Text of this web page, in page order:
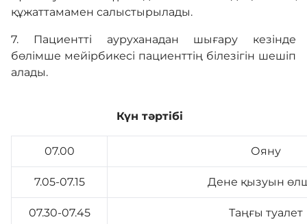
құжаттамамен салыстырылады.
7. Пациентті ауруханадан шығару кезінде
бөлімше мейірбикесі пациенттің білезігін шешіп
алады.
Күн тәртібі
07.00 Ояну
7.05-07.15 Дене қызуын
07.30-07.45 Таңғы туалет